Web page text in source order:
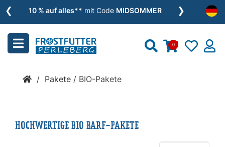
10 % auf alles** mit Code MIDSOMMER
❮ ❯
0
Menu
schließen
Kategorien
/ Pakete / BIO-Pakete
HOCHWERTIGE BIO BARF-PAKETE